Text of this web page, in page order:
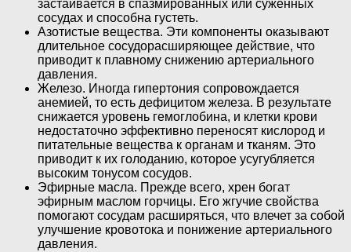
застаивается в спазмированных или суженных
сосудах и способна густеть.
Азотистые вещества. Эти компоненты оказывают
длительное сосудорасширяющее действие, что
приводит к плавному снижению артериального
давления.
Железо. Иногда гипертония сопровождается
анемией, то есть дефицитом железа. В результате
снижается уровень гемоглобина, и клетки крови
недостаточно эффективно переносят кислород и
питательные вещества к органам и тканям. Это
приводит к их голоданию, которое усугубляется
высоким тонусом сосудов.
Эфирные масла. Прежде всего, хрен богат
эфирным маслом горчицы. Его жгучие свойства
помогают сосудам расширяться, что влечет за собой
улучшение кровотока и понижение артериального
давления.